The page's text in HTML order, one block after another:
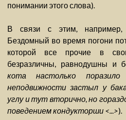
понимании этого слова).
В связи с этим, например,
Бездомный во время погони
которой все прочие в
безразличны, равнодушны и
кота настолько
неподвижности застыл у
углу и тут вторично, но
поведением кондукторши <...>).